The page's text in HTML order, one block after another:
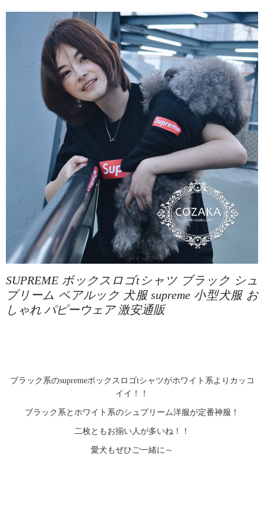
SUPREME ボックスロゴtシャツ ブラック シュ
プリーム ペアルック 犬服 supreme 小型犬服 お
しゃれ パピーウェア 激安通販
ブラック系のsupremeボックスロゴtシャツがホワイト系よりカッコ
イイ！！
ブラック系とホワイト系のシュプリーム洋服が定番神服！
二枚ともお揃い人が多いね！！
愛犬もぜひご一緒に～